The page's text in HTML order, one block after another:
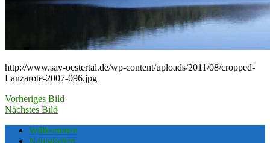
http://www.sav-oestertal.de/wp-content/uploads/2011/08/cropped-
Lanzarote-2007-096.jpg
Vorheriges Bild
Nächstes Bild
Willkommen